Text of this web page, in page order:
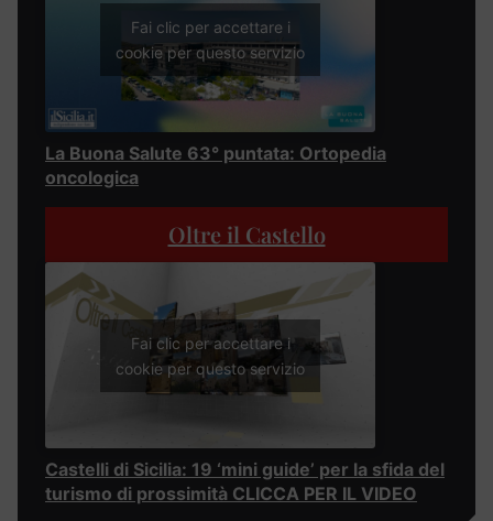
Fai clic per accettare i
cookie per questo servizio
La Buona Salute 63° puntata: Ortopedia
oncologica
Oltre il Castello
Fai clic per accettare i
cookie per questo servizio
Castelli di Sicilia: 19 ‘mini guide’ per la sfida del
turismo di prossimità CLICCA PER IL VIDEO